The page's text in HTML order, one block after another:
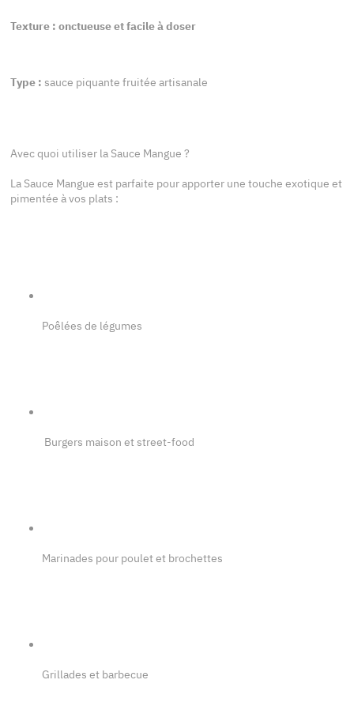
Texture : onctueuse et facile à doser
Type : sauce piquante fruitée artisanale
Avec quoi utiliser la Sauce Mangue ?
La Sauce Mangue est parfaite pour apporter une touche exotique et
pimentée à vos plats :
Poêlées de légumes
Burgers maison et street-food
Marinades pour poulet et brochettes
Grillades et barbecue